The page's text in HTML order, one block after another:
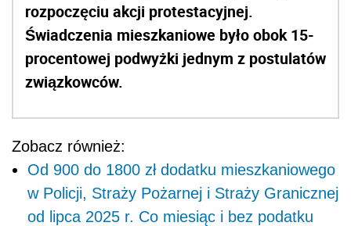
rozpoczęciu akcji protestacyjnej.
Świadczenia mieszkaniowe było obok 15-
procentowej podwyżki jednym z postulatów
związkowców.
Zobacz również:
Od 900 do 1800 zł dodatku mieszkaniowego
w Policji, Straży Pożarnej i Straży Granicznej
od lipca 2025 r. Co miesiąc i bez podatku